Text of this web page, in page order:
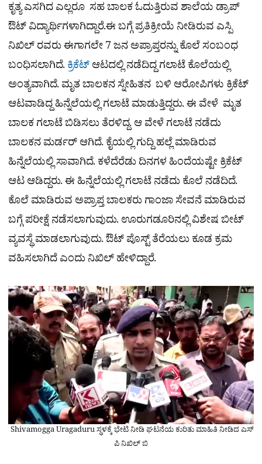
ಕೃತ್ಯ ಎಸಗಿದ ಎಲ್ಲರೂ ಸಹ ಬಾಲಕ ಓದುತ್ತಿರುವ ಶಾಲೆಯ ಡ್ರಾಪ್
ಔಟ್ ವಿದ್ಯಾರ್ಥಿಗಳಾಗಿದ್ದಾರೆ.ಈ ಬಗ್ಗೆ ಪ್ರತಿಕ್ರೀಯೆ ನೀಡಿರುವ ಎಸ್ಪಿ
ನಿಖಿಲ್ ರವರು ಈಗಾಗಲೇ 7 ಜನ ಅಪ್ರಾಪ್ತರನ್ನು ಕೊಲೆ ಸಂಬಂಧ
ಬಂಧಿಸಲಾಗಿದೆ.ಕ್ರಿಕೆಟ್ಆಟದಲ್ಲಿ ನಡೆದಿದ್ದ ಗಲಾಟೆ ಕೊಲೆಯಲ್ಲಿ
ಅಂತ್ಯವಾಗಿದೆ. ಮೃತ ಬಾಲಕನ ಸ್ನೇಹಿತನ ಬಳಿ ಆರೋಪಿಗಳು ಕ್ರಿಕೆಟ್
ಆಟವಾಡಿದ್ದ ಹಿನ್ನೆಲೆಯಲ್ಲಿ ಗಲಾಟೆ ಮಾಡುತ್ತಿದ್ದರು. ಈ ವೇಳೆ ಮೃತ
ಬಾಲಕ ಗಲಾಟೆ ಬಿಡಿಸಲು ತೆರಳಿದ್ದ. ಆ ವೇಳೆ ಗಲಾಟೆ ನಡೆದು
ಬಾಲಕನ ಮರ್ಡರ್ ಆಗಿದೆ. ಕೈಯಲ್ಲಿ ಗುದ್ದಿ ಹಲ್ಲೆ ಮಾಡಿರುವ
ಹಿನ್ನೆಲೆಯಲ್ಲಿ ಸಾವಾಗಿದೆ. ಕಳೆದೆರೆಡು ದಿನಗಳ ಹಿಂದೆಯಷ್ಟೇ ಕ್ರಿಕೆಟ್
ಆಟ ಆಡಿದ್ದರು. ಈ ಹಿನ್ನೆಲೆಯಲ್ಲಿ ಗಲಾಟೆ ನಡೆದು ಕೊಲೆ ನಡೆದಿದೆ.
ಕೊಲೆ ಮಾಡಿರುವ ಅಪ್ರಾಪ್ತ ಬಾಲಕರು ಗಾಂಜಾ ಸೇವನೆ ಮಾಡಿರುವ
ಬಗ್ಗೆ ಪರೀಕ್ಷೆ ನಡೆಸಲಾಗುವುದು. ಊರುಗಡೂರಿನಲ್ಲಿ ವಿಶೇಷ ಬೀಟ್
ವ್ಯವಸ್ಥೆ ಮಾಡಲಾಗುವುದು. ಔಟ್ ಪೊಸ್ಟ್ ತೆರೆಯಲು ಕೂಡ ಕ್ರಮ
ವಹಿಸಲಾಗಿದೆ ಎಂದು ನಿಖಿಲ್ ಹೇಳಿದ್ದಾರೆ.
Shivamogga Uragaduru ಸ್ಥಳಕ್ಕೆ ಭೇಟಿ ನೀಡಿ ಘಟನೆಯ ಕುರಿತು ಮಾಹಿತಿ ನೀಡಿದ ಎಸ್​
ಪಿ ನಿಖಿಲ್​ ಬಿ